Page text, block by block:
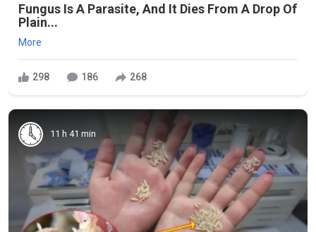
Fungus Is A Parasite, And It Dies From A Drop Of
Plain...
More
298 186 268
11 h 41 min